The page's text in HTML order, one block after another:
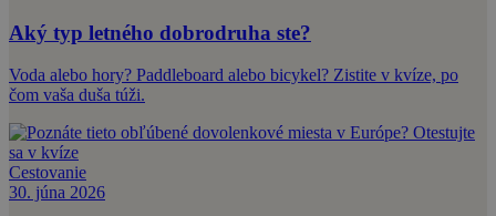
Aký typ letného dobrodruha ste?
Voda alebo hory? Paddleboard alebo bicykel? Zistite v kvíze, po
čom vaša duša túži.
Cestovanie
30. júna 2026